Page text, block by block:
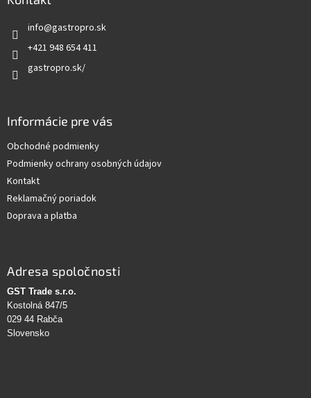
info@gastropro.sk
+421 948 654 411
gastropro.sk/
Informácie pre vás
Obchodné podmienky
Podmienky ochrany osobných údajov
Kontakt
Reklamačný poriadok
Doprava a platba
Adresa spoločnosti
GST Trade s.r.o.
Kostolná 847/5
029 44 Rabča
Slovensko